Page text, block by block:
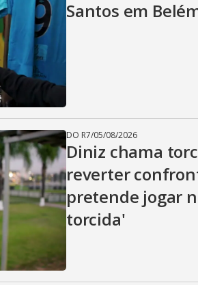
Santos em
DO R7/05/08/2026
Diniz chama
reverter
pretende jogar
torcida'